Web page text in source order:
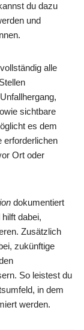
du dazu
und
alle
sichtbare
es dem
erforderlichen
Ort oder
dokumentiert
dabei,
Zusätzlich
zukünftige
So leistest du
in dem
werden.